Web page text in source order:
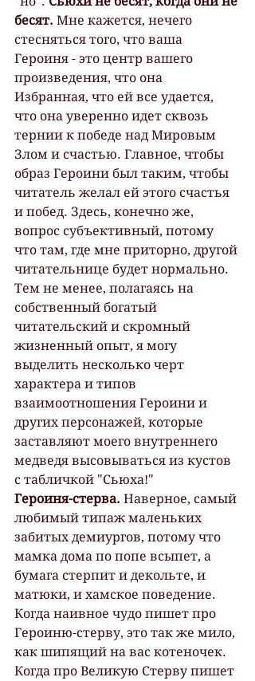
бесят. Мне кажется, нечего
стесняться того, что ваша
Героиня - это центр вашего
произведения, что она
Избранная, что ей все удается,
что она уверенно идет сквозь
тернии к победе над Мировым
Злом и счастью. Главное, чтобы
образ Героини был таким, чтобы
читатель желал ей этого счастья
и побед. Здесь, конечно же,
вопрос субъективный, потому
что там, где мне приторно, другой
читательнице будет нормально.
Тем не менее, полагаясь на
собственный богатый
читательский и скромный
жизненный опыт, я могу
выделить несколько черт
характера и типов
взаимоотношения Героини и
других персонажей, которые
заставляют моего внутреннего
медведя высовываться из кустов
с табличкой "Сьюха!"
Героиня-стерва. Наверное, самый
любимый типаж маленьких
забитых демиургов, потому что
мамка дома по попе всыпет, а
бумага стерпит и декольте, и
матюки, и хамское поведение.
Когда наивное чудо пишет про
Героиню-стерву, это так же мило,
как шипящий на вас котеночек.
Когда про Великую Стерву пишет